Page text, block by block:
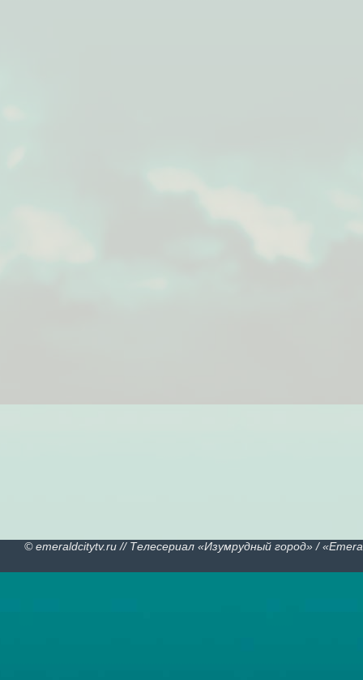
© emeraldcitytv.ru // Телесериал «Изумрудный город» /«